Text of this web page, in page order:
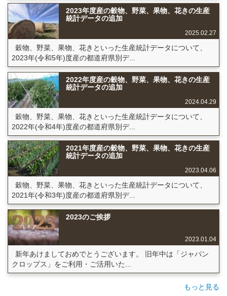
2023年度産の穀物、野菜、果物、花きの生産
統計データの追加
2025.02.27
穀物、野菜、果物、花きといった生産統計データについて、
2023年(令和5年)度産の都道府県別デ...
2022年度産の穀物、野菜、果物、花きの生産
統計データの追加
2024.04.29
穀物、野菜、果物、花きといった生産統計データについて、
2022年(令和4年)度産の都道府県別デ...
2021年度産の穀物、野菜、果物、花きの生産
統計データの追加
2023.04.06
穀物、野菜、果物、花きといった生産統計データについて、
2021年(令和3年)度産の都道府県別デ...
2023のご挨拶
2023.01.04
新年あけましておめでとうございます。 旧年中は「ジャパン
クロップス」をご利用・ご活用いた...
もっと見る